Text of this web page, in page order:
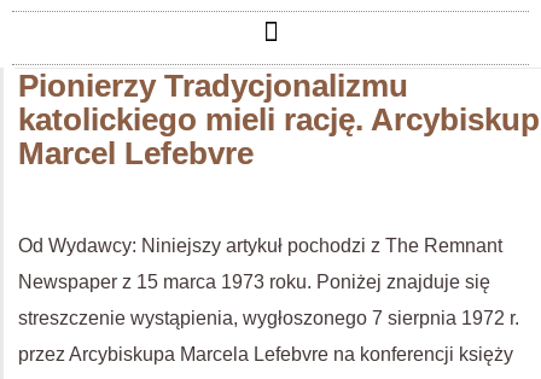
Pionierzy Tradycjonalizmu
katolickiego mieli rację. Arcybiskup
Marcel Lefebvre
Od Wydawcy: Niniejszy artykuł pochodzi z The Remnant
Newspaper z 15 marca 1973 roku. Poniżej znajduje się
streszczenie wystąpienia, wygłoszonego 7 sierpnia 1972 r.
przez Arcybiskupa Marcela Lefebvre na konferencji księży